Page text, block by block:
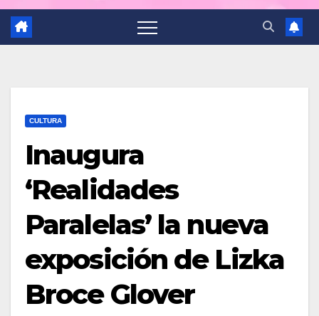
CULTURA
Inaugura
‘Realidades
Paralelas’ la nueva
exposición de Lizka
Broce Glover